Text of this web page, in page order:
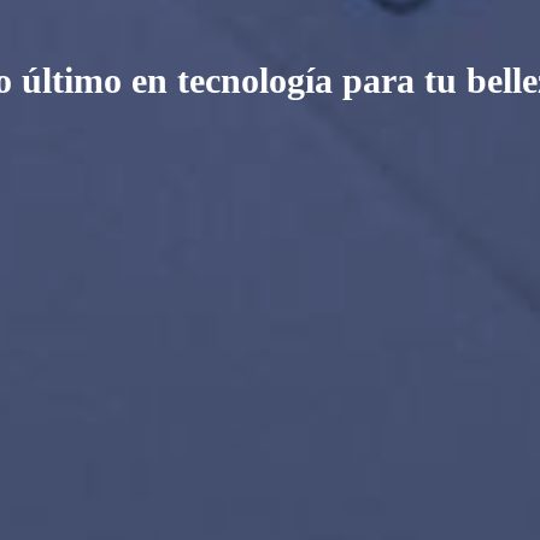
último en tecnología para tu